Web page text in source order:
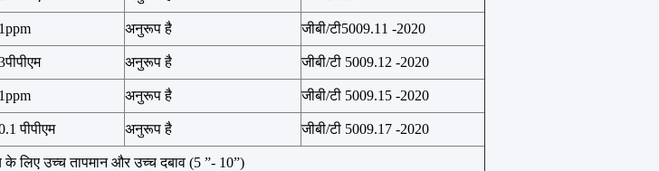
अनुरूप है जीबी/टी5009.11 -2020
अनुरूप है जीबी/टी 5009.12 -2020
अनुरूप है जीबी/टी 5009.15 -2020
पीपीएम अनुरूप है जीबी/टी 5009.17 -2020
लिए उच्च तापमान और उच्च दबाव (5 ”- 10”)